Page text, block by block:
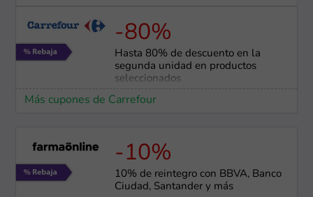
-80%
Hasta 80% de descuento en la
segunda unidad en productos
seleccionados
Más cupones de Carrefour
-10%
10% de reintegro con BBVA, Banco
Ciudad, Santander y más